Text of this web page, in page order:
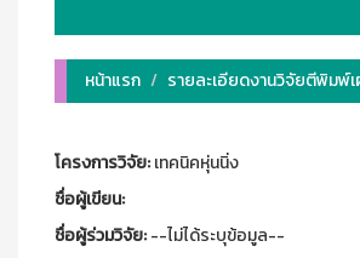
หน้าแรก
รายละเอียดงานวิจัยตีพิมพ์
โครงการวิจัย:เทคนิคหุ่นนิ่ง
ชื่อผู้เขียน:
ชื่อผู้ร่วมวิจัย:--ไม่ได้ระบุข้อมูล--